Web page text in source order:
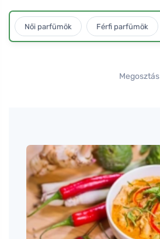
Női parfümök Férfi parfümök
Megosztás